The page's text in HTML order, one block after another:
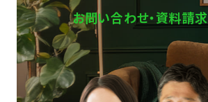
お問い合わせ・資料請求